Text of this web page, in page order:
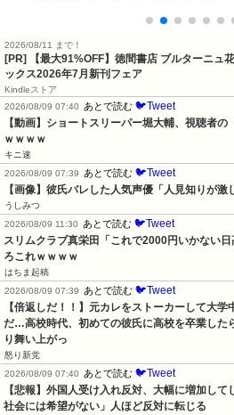
2026/08/11 まで！
[PR] 【最大91%OFF】徳間書店 ブルターニュ
ックス2026年7月新刊フェア
Kindleストア
2026/08/09 07:40
あとで読む 🐦Tweet
【動画】ショートスリーパー堀大輔、視聴者
ｗｗｗｗ
キニ速
2026/08/09 07:39
あとで読む 🐦Tweet
【画像】彼氏バレした人気声優「人見知りが
うしみつ
2026/08/09 11:30
あとで読む 🐦Tweet
スリムクラブ真栄田「これで2000円いかない
ろこれｗｗｗｗ
はちま起稿
2026/08/09 07:39
あとで読む 🐦Tweet
【倍返しだ！！】元カレをストーカーして大
だ…高校時代、初めての彼氏に高校を卒業した
り舞い上がっ
怒り新党
2026/08/09 07:40
あとで読む 🐦Tweet
【悲報】外国人受け入れ反対、大幅に増加し
社会には希望がない」人ほど反対に転じる